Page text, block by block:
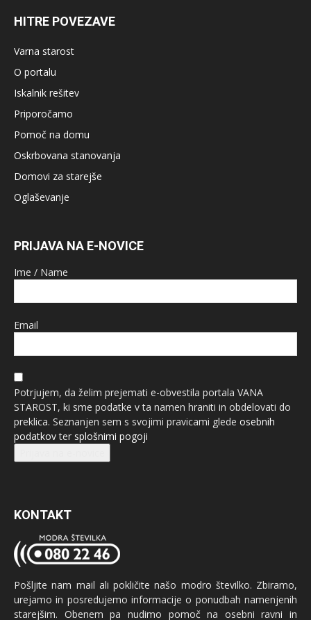
HITRE POVEZAVE
Varna starost
O portalu
Iskalnik rešitev
Priporočamo
Pomoč na domu
Oskrbovana stanovanja
Domovi za starejše
Oglaševanje
PRIJAVA NA E-NOVICE
Ime / Name
Email
Potrjujem, da želim prejemati e-obvestila portala VANA
STAROST, ki sme podatke v ta namen hraniti in obdelovati do
preklica. Seznanjen sem s svojimi pravicami glede osebnih
podatkovter splošnimi pogoji
KONTAKT
Pošljite nam mail ali pokličite našo modro številko. Zbiramo,
urejamo in posredujemo informacije o ponudbah namenjenih
starejšim. Obenem pa nudimo pomoč na osebni ravni in